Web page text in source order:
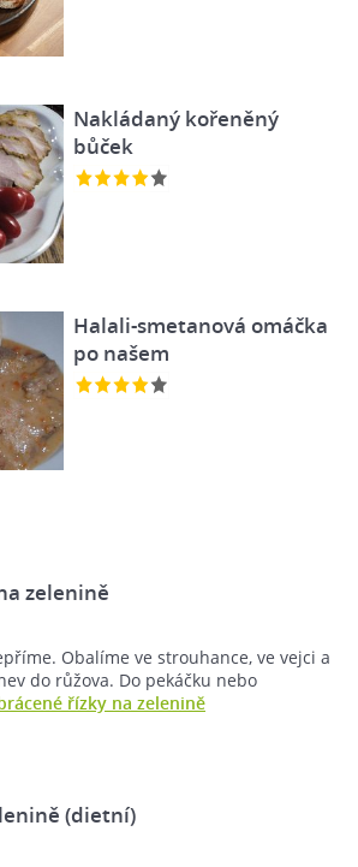
Nakládaný kořeněný
bůček
Halali-smetanová omáčka
po našem
zelenině
Obalíme ve strouhance, ve vejci a
do růžova. Do pekáčku nebo
řízky na zelenině
(dietní)